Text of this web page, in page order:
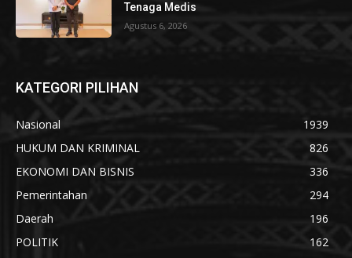
Tenaga Medis
Agustus 6, 2026
KATEGORI PILIHAN
Nasional
1939
HUKUM DAN KRIMINAL
826
EKONOMI DAN BISNIS
336
Pemerintahan
294
Daerah
196
POLITIK
162